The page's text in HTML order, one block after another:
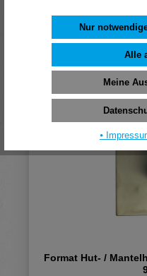
In
Format Hut- / Mantelhaken Callir matt
Nur
Alle
Meine
⦁